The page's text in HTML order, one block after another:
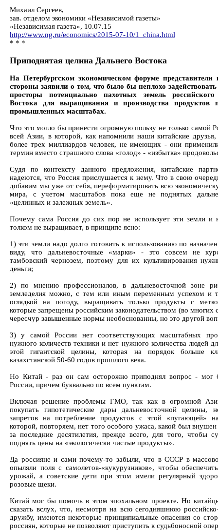
Михаил Сергеев,
зав. отделом экономики «Независимой газеты»
«Независимая газета», 10.07.15
http://www.ng.ru/economics/2015-07-10/1_china.html
* * *
Приподнятая целина Дальнего Востока
На Петербургском экономическом форуме представители
стороны заявили о том, что было бы неплохо
просторы потенциально пахотных земель российского
Востока для выращивания и производства продуктов
промышленных масштабах.
Что это могло бы принести огромную пользу не только самой
всей Азии, в которой, как напомнили наши китайские друзья,
более трех миллиардов человек, не имеющих - они
термин вместо страшного слова «голод» - «избытка»
Судя по контексту данного предложения, китайские
надеются, что Россия прислушается к нему. Что в свою
добавим мы уже от себя, переформатировать всю
мира, с учетом масштабов пока еще не поднятых
«целинных и залежных земель».
Почему сама Россия до сих пор не использует эти земли и
толком не выращивает, в принципе ясно:
1) эти земли надо долго готовить к использованию по
виду, что дальневосточные «марки» - это совсем не
тамбовский чернозем, поэтому для их культивирования
деньги;
2) по мнению профессионалов, в дальневосточной зоне
земледелия можно, с тем или иным переменным успехом и
оглядкой на погоду, выращивать только продукты с
которые запрещены российским законодательством (во многих
чересчур завышенные нормы необоснованны, но это другой
3) у самой России нет соответствующих масштабных
нужного количеств техники и нет нужного количества людей
этой гигантской целины, которая на порядок больше
казахстанской 50-60 годов прошлого века.
Но Китай - раз он сам осторожно приподнял вопрос - мог
России, причем буквально по всем пунктам.
Включая решение проблемы ГМО, так как в огромной
покупать гипотетические дары дальневосточной целины,
запретов на потребление продуктов с этой «пугающей»
которой, повторяем, нет того особого ужаса, какой был
за последние десятилетия, прежде всего, для того, чтобы
поднять цены на «экологически чистые продукты».
Да россияне и сами почему-то забыли, что в СССР в
опыляли поля с самолетов-«кукурузников», чтобы
урожай, а советские дети при этом имели регулярный
розовые щеки.
Китай мог бы помочь в этом эпохальном проекте. Но
сказать вслух, что, несмотря на всю сегодняшнюю
дружбу, имеются некоторые принципиальные опасения со
россиян, которые не позволяют приступить к судьбоносной